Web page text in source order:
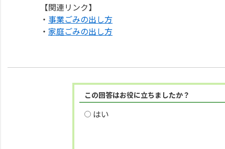
【関連リンク】
・ 事業ごみの出し方
・ 家庭ごみの出し方
この回答はお役に立ちましたか？
はい